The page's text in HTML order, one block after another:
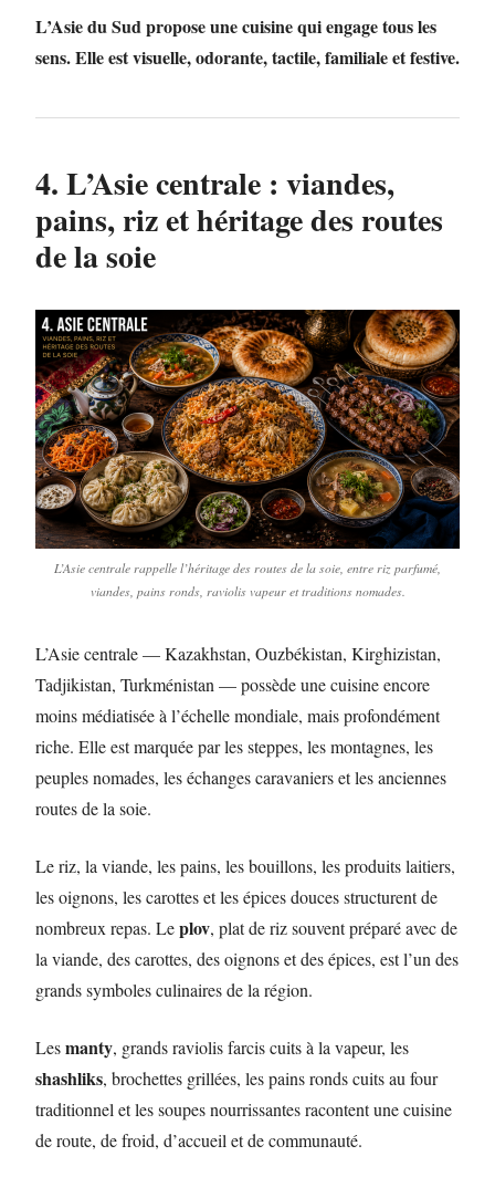
L’Asie du Sud propose une cuisine qui engage tous les
sens. Elle est visuelle, odorante, tactile, familiale et festive.
4. L’Asie centrale : viandes,
pains, riz et héritage des routes
de la soie
L’Asie centrale rappelle l’héritage des routes de la soie, entre riz parfumé,
viandes, pains ronds, raviolis vapeur et traditions nomades.
L’Asie centrale — Kazakhstan, Ouzbékistan, Kirghizistan,
Tadjikistan, Turkménistan — possède une cuisine encore
moins médiatisée à l’échelle mondiale, mais profondément
riche. Elle est marquée par les steppes, les montagnes, les
peuples nomades, les échanges caravaniers et les anciennes
routes de la soie.
Le riz, la viande, les pains, les bouillons, les produits laitiers,
les oignons, les carottes et les épices douces structurent de
nombreux repas. Leplov, plat de riz souvent préparé avec de
la viande, des carottes, des oignons et des épices, est l’un des
grands symboles culinaires de la région.
Lesmanty, grands raviolis farcis cuits à la vapeur, les
shashliks, brochettes grillées, les pains ronds cuits au four
traditionnel et les soupes nourrissantes racontent une cuisine
de route, de froid, d’accueil et de communauté.